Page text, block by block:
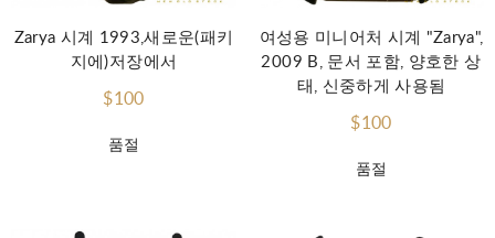
품절
Zarya 시계 1993,새로운(패키
지에)저장에서
$100
품절
여성용 미니어처 시계 "Zarya",
2009 B, 문서 포함, 양호한 상
태, 신중하게 사용됨
$100